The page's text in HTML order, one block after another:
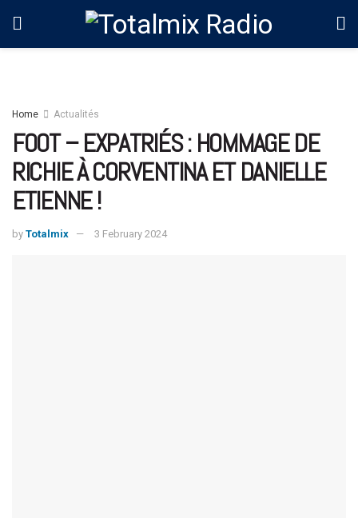
Home Actualités
FOOT – EXPATRIÉS : HOMMAGE DE
RICHIE À CORVENTINA ET DANIELLE
ETIENNE !
by Totalmix 3 February 2024